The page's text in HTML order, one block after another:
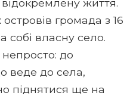
життя.
громада з 16
собі власну село.
до
веде до села,
піднятися ще на